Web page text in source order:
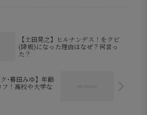
【土田晃之】ヒルナンデス！をクビ
(降板)になった理由はなぜ？何言っ
た？
･幕田みゆ】年齢
！高校や大学な